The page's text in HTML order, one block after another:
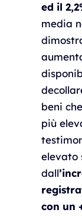
ed il
media
beni
più
elevato
dall
con un